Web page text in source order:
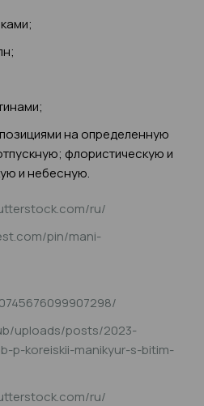
на определенную
флористическую и
и небесную.
ru/
pin/mani-
uploads/posts/2023-
p-koreiskii-manikyur-s-bitim-
ru/